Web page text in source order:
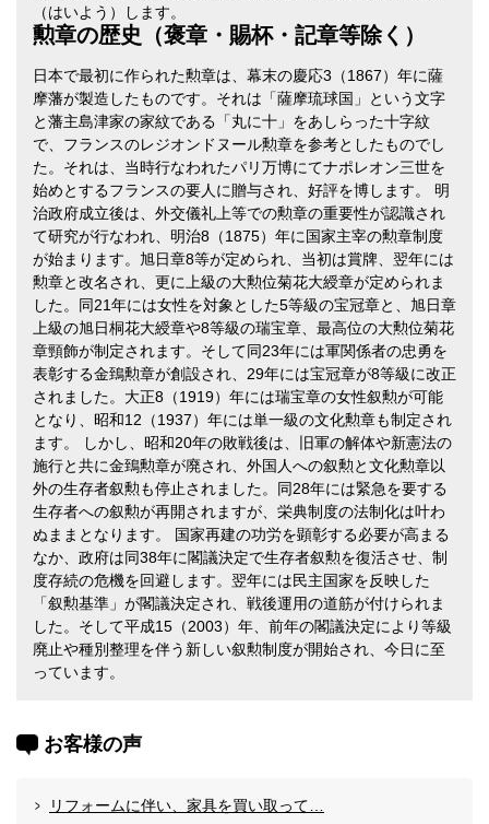
（はいよう）します。
勲章の歴史（褒章・賜杯・記章等除く）
日本で最初に作られた勲章は、幕末の慶応3（1867）年に薩
摩藩が製造したものです。それは「薩摩琉球国」という文字
と藩主島津家の家紋である「丸に十」をあしらった十字紋
で、フランスのレジオンドヌール勲章を参考としたものでし
た。それは、当時行なわれたパリ万博にてナポレオン三世を
始めとするフランスの要人に贈与され、好評を博します。 明
治政府成立後は、外交儀礼上等での勲章の重要性が認識され
て研究が行なわれ、明治8（1875）年に国家主宰の勲章制度
が始まります。旭日章8等が定められ、当初は賞牌、翌年には
勲章と改名され、更に上級の大勲位菊花大綬章が定められま
した。同21年には女性を対象とした5等級の宝冠章と、旭日章
上級の旭日桐花大綬章や8等級の瑞宝章、最高位の大勲位菊花
章頸飾が制定されます。そして同23年には軍関係者の忠勇を
表彰する金鵄勲章が創設され、29年には宝冠章が8等級に改正
されました。大正8（1919）年には瑞宝章の女性叙勲が可能
となり、昭和12（1937）年には単一級の文化勲章も制定され
ます。 しかし、昭和20年の敗戦後は、旧軍の解体や新憲法の
施行と共に金鵄勲章が廃され、外国人への叙勲と文化勲章以
外の生存者叙勲も停止されました。同28年には緊急を要する
生存者への叙勲が再開されますが、栄典制度の法制化は叶わ
ぬままとなります。 国家再建の功労を顕彰する必要が高まる
なか、政府は同38年に閣議決定で生存者叙勲を復活させ、制
度存続の危機を回避します。翌年には民主国家を反映した
「叙勲基準」が閣議決定され、戦後運用の道筋が付けられま
した。そして平成15（2003）年、前年の閣議決定により等級
廃止や種別整理を伴う新しい叙勲制度が開始され、今日に至
っています。
お客様の声
リフォームに伴い、家具を買い取って…